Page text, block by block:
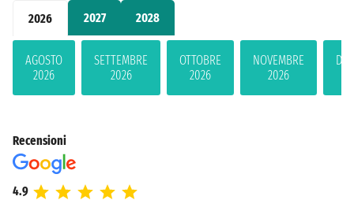
2026 2027 2028
AGOSTO
2026
SETTEMBRE
2026
OTTOBRE
2026
NOVEMBRE
2026
Recensioni
4.9